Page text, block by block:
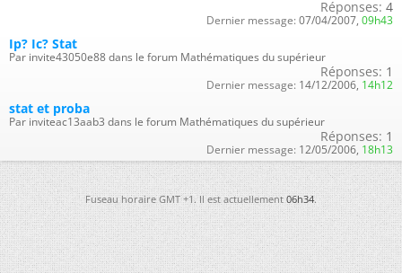
Réponses: 4
Dernier message: 07/04/2007, 09h43
Ip? Ic? Stat
Par invite43050e88 dans le forum Mathématiques du supérieur
Réponses: 1
Dernier message: 14/12/2006, 14h12
stat et proba
Par inviteac13aab3 dans le forum Mathématiques du supérieur
Réponses: 1
Dernier message: 12/05/2006, 18h13
Fuseau horaire GMT +1. Il est actuellement06h34.